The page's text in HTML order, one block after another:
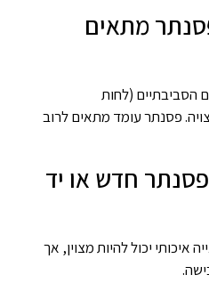
מתאים
הסביבתיים (לחות
פסנתר עומד מתאים לרוב
חדש או יד
איכותי יכול להיות מצוין, אך